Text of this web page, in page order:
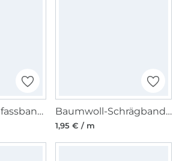
Elastisches Einfassband, altgrün 15 mm Baumwoll-Schrägband Blumen, weiss - rosa 12 mm
1,95 € / m